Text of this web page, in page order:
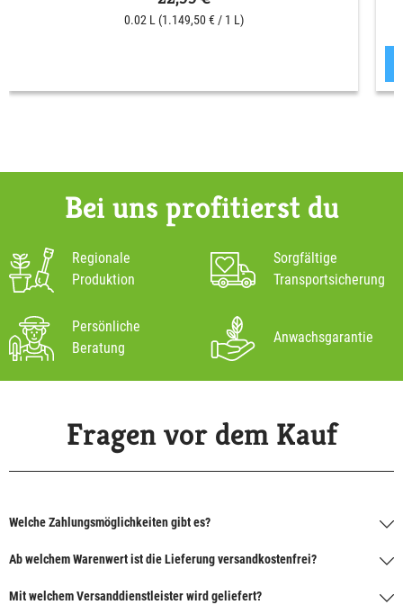
0.02 L (1.149,50 € / 1 L)
Bei uns profitierst du
Regionale
Produktion
Sorgfältige
Transportsicherung
Persönliche
Beratung
Anwachsgarantie
Fragen vor dem Kauf
Welche Zahlungsmöglichkeiten gibt es?
Ab welchem Warenwert ist die Lieferung versandkostenfrei?
Mit welchem Versanddienstleister wird geliefert?